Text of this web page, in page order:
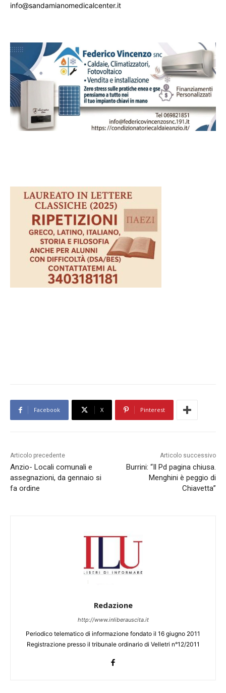
info@sandamianomedicalcenter.it
Facebook X Pinterest
Articolo precedente
Anzio- Locali comunali e
assegnazioni, da gennaio si
fa ordine
Articolo successivo
Burrini: “Il Pd pagina chiusa.
Menghini è peggio di
Chiavetta”
Redazione
http://www.inliberauscita.it
Periodico telematico di informazione fondato il 16 giugno 2011
Registrazione presso il tribunale ordinario di Velletri n°12/2011